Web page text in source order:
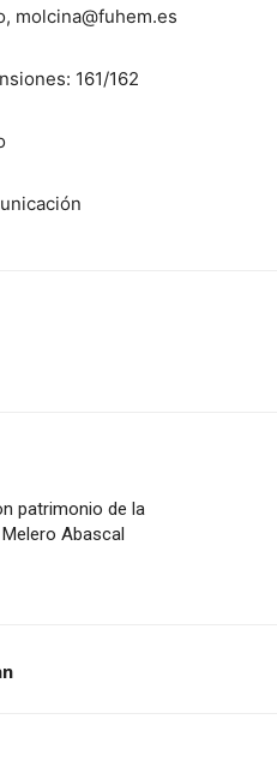
molcina@fuhem.es
161/162
patrimonio de la
Abascal